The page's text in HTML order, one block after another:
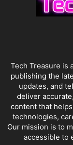
Tech Treasure is
publishing the
updates, and
deliver
content that
technologies,
Our mission is to
accessible to